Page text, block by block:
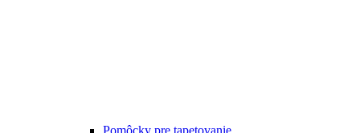
Pomôcky pre tapetovanie